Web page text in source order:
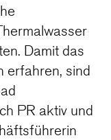
Damit das
erfahren, sind
PR aktiv und